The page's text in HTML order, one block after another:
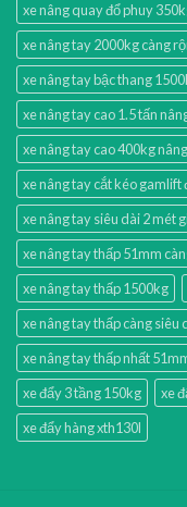
xe nâng quay đổ phuy
xe nâng tay 2000kg càng
xe nâng tay bậc thang
xe nâng tay cao 1.5 tấn
xe nâng tay cao 400kg
xe nâng tay cắt kéo gamlift
xe nâng tay siêu dài 2 mét
xe nâng tay thấp 51mm
xe nâng tay thấp 1500kg
xe nâng tay thấp càng siêu
xe nâng tay thấp nhất
xe đẩy 3 tầng 150kg
xe
xe đẩy hàng xth130l